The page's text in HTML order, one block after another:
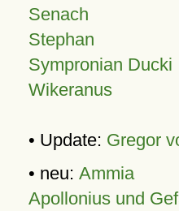
Senach
Stephan
Sympronian Ducki
Wikeranus
• Update: Gregor
• neu: Ammia
Apollonius und